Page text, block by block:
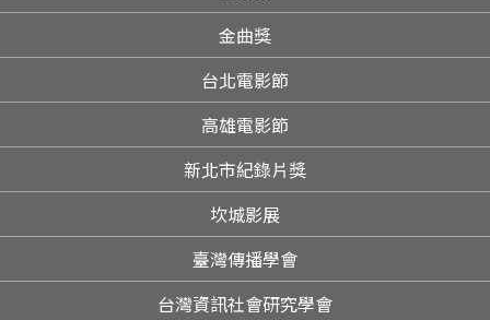
金曲獎
台北電影節
高雄電影節
新北市紀錄片獎
坎城影展
臺灣傳播學會
台灣資訊社會研究學會